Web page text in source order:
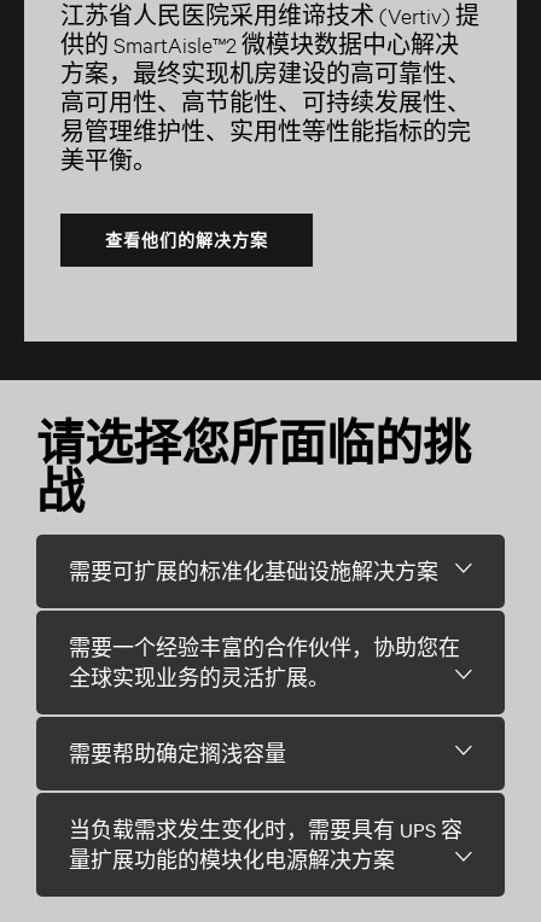
江苏省人民医院采用维谛技术 (Vertiv) 提
供的 SmartAisle™2 微模块数据中心解决
方案，最终实现机房建设的高可靠性、
高可用性、高节能性、可持续发展性、
易管理维护性、实用性等性能指标的完
美平衡。
查看他们的解决方案
请选择您所面临的挑
战
需要可扩展的标准化基础设施解决方案
需要一个经验丰富的合作伙伴，协助您在
全球实现业务的灵活扩展。
需要帮助确定搁浅容量
当负载需求发生变化时，需要具有 UPS 容
量扩展功能的模块化电源解决方案